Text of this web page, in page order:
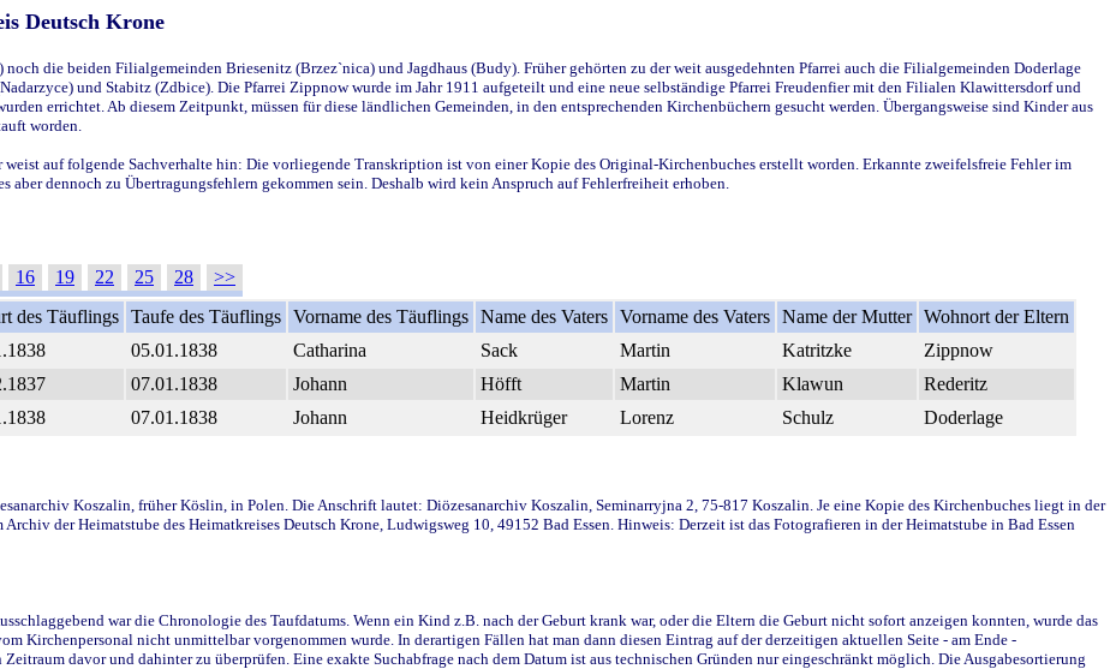
Deutsch Krone
die beiden Filialgemeinden Briesenitz (Brzez`nica) und Jagdhaus (Budy). Früher gehörten zu der weit ausgedehnten Pfarrei auch die Filialgemeinden Doderlage
und Stabitz (Zdbice). Die Pfarrei Zippnow wurde im Jahr 1911 aufgeteilt und eine neue selbständige Pfarrei Freudenfier mit den Filialen Klawittersdorf und
errichtet. Ab diesem Zeitpunkt, müssen für diese ländlichen Gemeinden, in den entsprechenden Kirchenbüchern gesucht werden. Übergangsweise sind Kinder aus
worden.
weist auf folgende Sachverhalte hin: Die vorliegende Transkription ist von einer Kopie des Original-Kirchenbuches erstellt worden. Erkannte zweifelsfreie Fehler im
dennoch zu Übertragungsfehlern gekommen sein. Deshalb wird kein Anspruch auf Fehlerfreiheit erhoben.
16 19 22 25 28
>>
des Täuflings Taufe des Täuflings Vorname des Täuflings Name des Vaters Vorname des Vaters Name der Mutter Wohnort der Eltern
05.01.1838 Catharina Sack Martin Katritzke
Zippnow
07.01.1838 Johann Höfft Martin Klawun
Rederitz
07.01.1838 Johann Heidkrüger Lorenz Schulz Doderlage
Koszalin, früher Köslin, in Polen. Die Anschrift lautet: Diözesanarchiv Koszalin, Seminarryjna 2, 75-817 Koszalin. Je eine Kopie des Kirchenbuches liegt in der
der Heimatstube des Heimatkreises Deutsch Krone, Ludwigsweg 10, 49152 Bad Essen. Hinweis: Derzeit ist das Fotografieren in der Heimatstube in Bad Essen
war die Chronologie des Taufdatums. Wenn ein Kind z.B. nach der Geburt krank war, oder die Eltern die Geburt nicht sofort anzeigen konnten, wurde das
Kirchenpersonal nicht unmittelbar vorgenommen wurde. In derartigen Fällen hat man dann diesen Eintrag auf der derzeitigen aktuellen Seite - am Ende -
davor und dahinter zu überprüfen. Eine exakte Suchabfrage nach dem Datum ist aus technischen Gründen nur eingeschränkt möglich. Die Ausgabesortierung